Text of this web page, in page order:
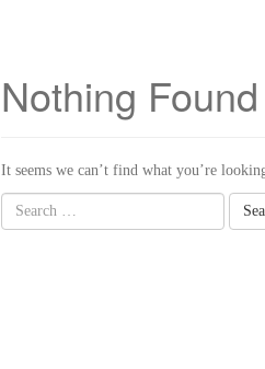
Nothing Found
It seems we can’t find what you’re